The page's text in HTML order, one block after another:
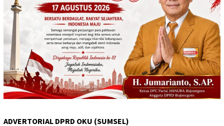
ADVERTORIAL DPRD OKU (SUMSEL)